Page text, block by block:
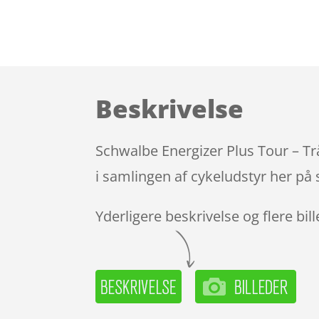
Beskrivelse
Schwalbe Energizer Plus Tour –
i samlingen af cykeludstyr her på
Yderligere beskrivelse og flere